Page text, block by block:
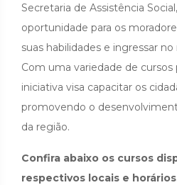
Secretaria de Assistência
oportunidade para os
suas habilidades e ingressar
Com uma variedade de cursos
iniciativa visa capacitar os
promovendo o
da região.
Confira abaixo os cursos
respectivos locais e